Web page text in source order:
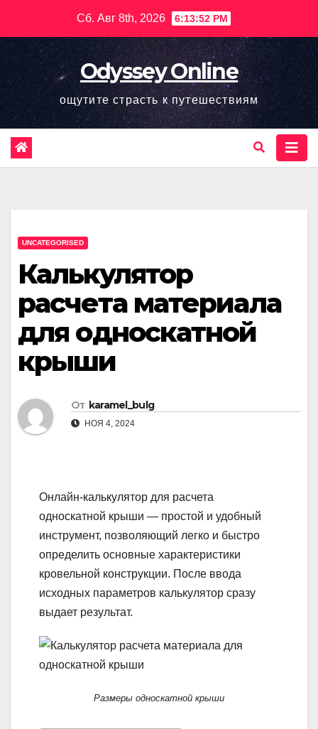
содержимому
Сб. Авг 8th, 2026 6:13:53 PM
Odyssey Online
ощутите страсть к путешествиям
UNCATEGORISED
Калькулятор
расчета материала
для односкатной
крыши
От karamel_bulg
НОЯ 4, 2024
Онлайн-калькулятор для расчета
односкатной крыши — простой и удобный
инструмент, позволяющий легко и быстро
определить основные характеристики
кровельной конструкции. После ввода
исходных параметров калькулятор сразу
выдает результат.
Размеры односкатной крыши